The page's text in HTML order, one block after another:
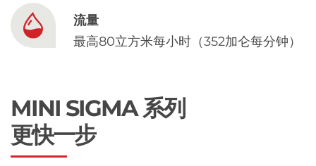
流量
最高80立方米每小时（352加仑每分钟）
MINI SIGMA 系列
更快一步